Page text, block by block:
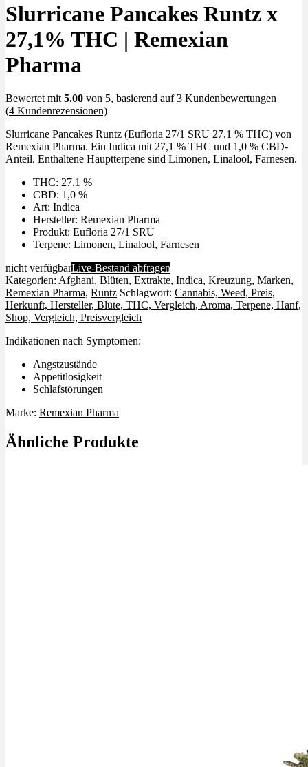
Slurricane Pancakes Runtz x
27,1% THC | Remexian
Pharma
Bewertet mit 5.00 von 5, basierend auf3 Kundenbewertungen
(4 Kundenrezensionen)
Slurricane Pancakes Runtz (Eufloria 27/1 SRU 27,1 % THC) von
Remexian Pharma. Ein Indica mit 27,1 % THC und 1,0 % CBD-
Anteil. Enthaltene Hauptterpene sind Limonen, Linalool, Farnesen.
THC: 27,1 %
CBD: 1,0 %
Art: Indica
Hersteller: Remexian Pharma
Produkt: Eufloria 27/1 SRU
Terpene: Limonen, Linalool, Farnesen
nicht verfügbarLive-Bestand abfragen
Kategorien: Afghani, Blüten, Extrakte, Indica, Kreuzung, Marken,
Remexian Pharma, Runtz Schlagwort: Cannabis, Weed, Preis,
Herkunft, Hersteller, Blüte, THC, Vergleich, Aroma, Terpene, Hanf,
Shop, Vergleich, Preisvergleich
Indikationen nach Symptomen:
Angstzustände
Appetitlosigkeit
Schlafstörungen
Marke: Remexian Pharma
Ähnliche Produkte